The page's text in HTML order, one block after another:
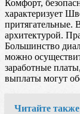
Комфорт,
характеризует
притягательные.
архитектурой.
Большинство
можно
заработные
выплаты могут
Читайте